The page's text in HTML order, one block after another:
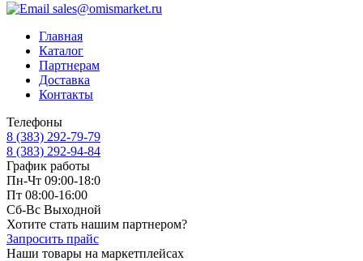
sales@omismarket.ru
Главная
Каталог
Партнерам
Доставка
Контакты
Телефоны
8 (383) 292-79-79
8 (383) 292-94-84
График работы
Пн-Чт 09:00-18:0
Пт 08:00-16:00
Сб-Вс Выходной
Хотите стать нашим партнером?
Запросить прайс
Наши товары на маркетплейсах